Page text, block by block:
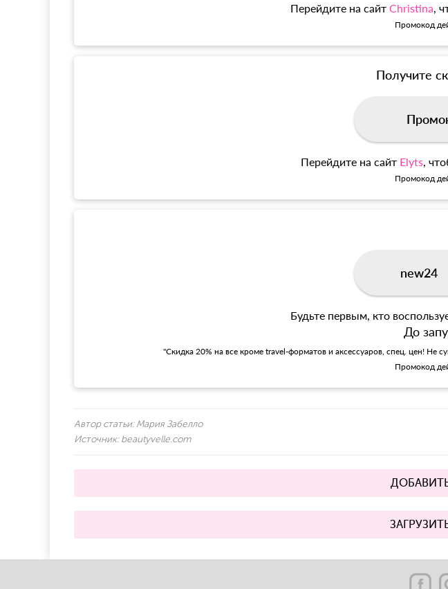
Перейдите на сайт Christina,
Промокод
Получите
Перейдите на сайт Elyts,
Промокод
new24
Будьте первым, кто
До
"Скидка 20% на все кроме travel-форматов и аксессуаров, спец. цен! Не
Промокод
Автор статьи: Мария Забелло
Источник: beautyvelle.com